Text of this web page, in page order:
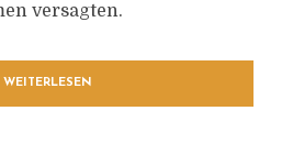
versagten.
WEITERLESEN